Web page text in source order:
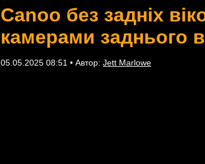
Canoo без задніх
камерами заднього
05.05.2025 08:51 • Автор: Jett Marlowe